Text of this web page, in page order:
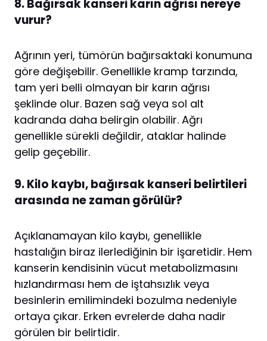
8. Bağırsak kanseri karın ağrısı nereye
vurur?
Ağrının yeri, tümörün bağırsaktaki konumuna
göre değişebilir. Genellikle kramp tarzında,
tam yeri belli olmayan bir karın ağrısı
şeklinde olur. Bazen sağ veya sol alt
kadranda daha belirgin olabilir. Ağrı
genellikle sürekli değildir, ataklar halinde
gelip geçebilir.
9. Kilo kaybı, bağırsak kanseri belirtileri
arasında ne zaman görülür?
Açıklanamayan kilo kaybı, genellikle
hastalığın biraz ilerlediğinin bir işaretidir. Hem
kanserin kendisinin vücut metabolizmasını
hızlandırması hem de iştahsızlık veya
besinlerin emilimindeki bozulma nedeniyle
ortaya çıkar. Erken evrelerde daha nadir
görülen bir belirtidir.